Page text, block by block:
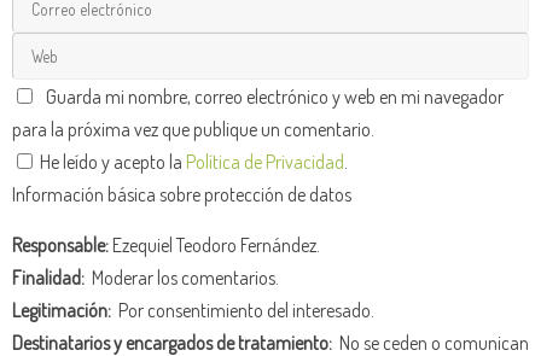
Guarda mi nombre, correo electrónico y web en mi navegador
para la próxima vez que publique un comentario.
He leído y acepto la Política de Privacidad
Información básica sobre protección de datos
Responsable:Ezequiel Teodoro Fernández.
Finalidad: Moderar los comentarios.
Legitimación: Por consentimiento del interesado.
Destinatarios y encargados de tratamiento: No se ceden o comunican